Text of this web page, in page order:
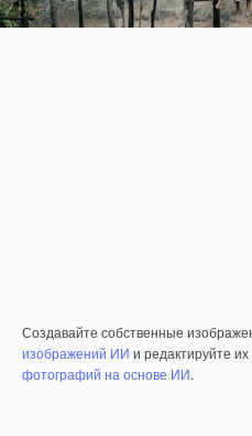
Создавайте собственные
изображений ИИ и редактируйте
фотографий на основе ИИ.